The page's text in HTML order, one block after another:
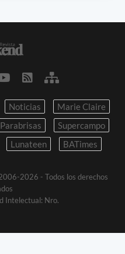
Noticias
Marie Claire
Parabrisas
Supercampo
Lunateen BATimes
2026 - Todos los derechos
Intelectual: Nro.